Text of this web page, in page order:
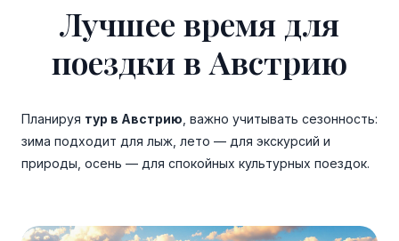
Лучшее время для
поездки в Австрию
Планируя тур в Австрию , важно учитывать сезонность:
зима подходит для лыж, лето — для экскурсий и
природы, осень — для спокойных культурных поездок.